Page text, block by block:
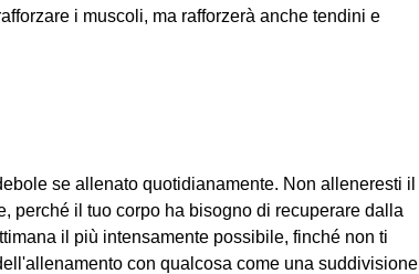
i muscoli, ma rafforzerà anche tendini e
se allenato quotidianamente. Non alleneresti il
perché il tuo corpo ha bisogno di recuperare dalla
il più intensamente possibile, finché non ti
con qualcosa come una suddivisione